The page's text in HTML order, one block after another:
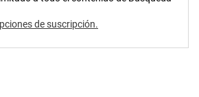
de suscripción.